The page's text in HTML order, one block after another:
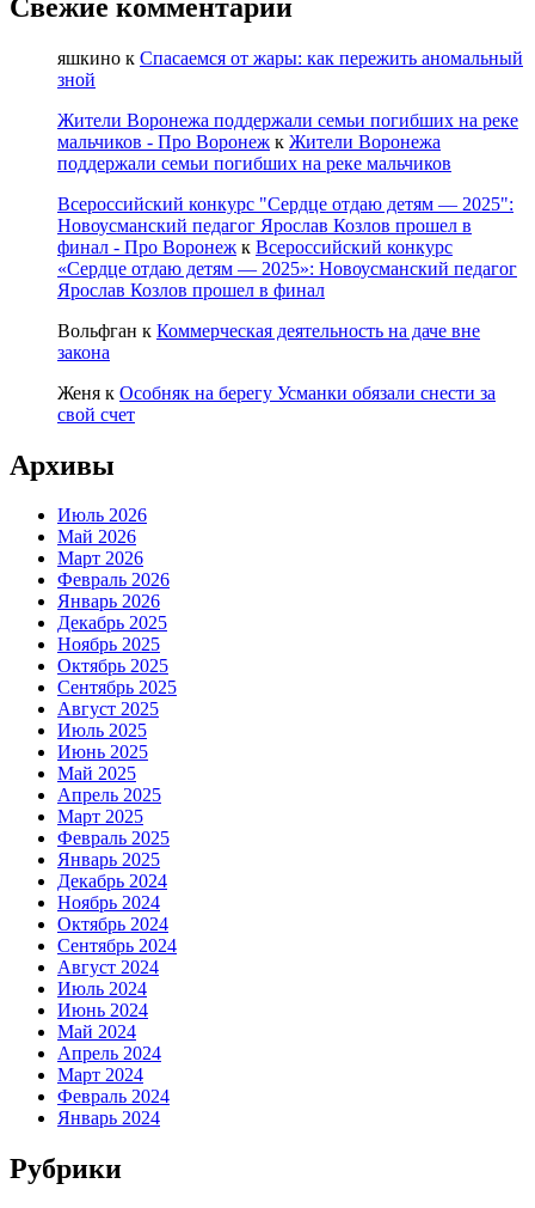
Свежие комментарии
яшкино к Спасаемся от жары: как пережить аномальный
зной
Жители Воронежа поддержали семьи погибших на реке
мальчиков - Про Воронеж к Жители Воронежа
поддержали семьи погибших на реке мальчиков
Всероссийский конкурс "Сердце отдаю детям — 2025":
Новоусманский педагог Ярослав Козлов прошел в
финал - Про Воронеж к Всероссийский конкурс
«Сердце отдаю детям — 2025»: Новоусманский педагог
Ярослав Козлов прошел в финал
Вольфган к Коммерческая деятельность на даче вне
закона
Женя к Особняк на берегу Усманки обязали снести за
свой счет
Архивы
Июль 2026
Май 2026
Март 2026
Февраль 2026
Январь 2026
Декабрь 2025
Ноябрь 2025
Октябрь 2025
Сентябрь 2025
Август 2025
Июль 2025
Июнь 2025
Май 2025
Апрель 2025
Март 2025
Февраль 2025
Январь 2025
Декабрь 2024
Ноябрь 2024
Октябрь 2024
Сентябрь 2024
Август 2024
Июль 2024
Июнь 2024
Май 2024
Апрель 2024
Март 2024
Февраль 2024
Январь 2024
Рубрики